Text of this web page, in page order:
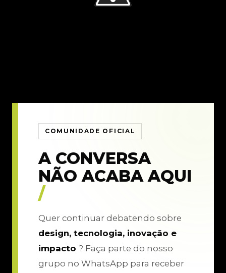
COMUNIDADE OFICIAL
A CONVERSA
NÃO ACABA AQUI
/
Quer continuar debatendo sobre
design, tecnologia, inovação e
impacto ? Faça parte do nosso
grupo no WhatsApp para receber